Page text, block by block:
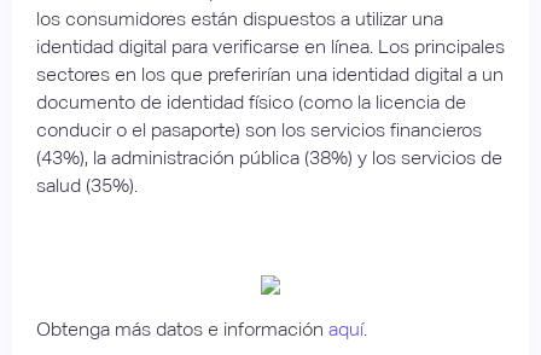
los consumidores están dispuestos a utilizar una
identidad digital para verificarse en línea. Los principales
sectores en los que preferirían una identidad digital a un
documento de identidad físico (como la licencia de
conducir o el pasaporte) son los servicios financieros
(43%), la administración pública (38%) y los servicios de
salud (35%).
Obtenga más datos e información aquí.